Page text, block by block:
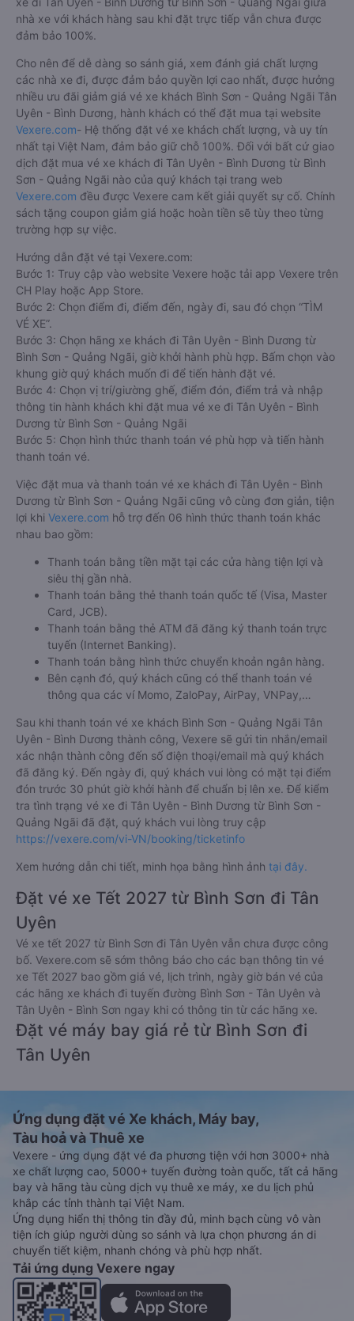
nhà xe với khách hàng sau khi đặt trực tiếp vẫn chưa được
đảm bảo 100%.
Cho nên để dễ dàng so sánh giá, xem đánh giá chất lượng
các nhà xe đi, được đảm bảo quyền lợi cao nhất, được hưởng
nhiều ưu đãi giảm giá vé xe khách Bình Sơn - Quảng Ngãi Tân
Uyên - Bình Dương, hành khách có thể đặt mua tại website
Vexere.com- Hệ thống đặt vé xe khách chất lượng, và uy tín
nhất tại Việt Nam, đảm bảo giữ chỗ 100%. Đối với bất cứ giao
dịch đặt mua vé xe khách đi Tân Uyên - Bình Dương từ Bình
Sơn - Quảng Ngãi nào của quý khách tại trang web
Vexere.com đều được Vexere cam kết giải quyết sự cố. Chính
sách tặng coupon giảm giá hoặc hoàn tiền sẽ tùy theo từng
trường hợp sự việc.
Hướng dẫn đặt vé tại Vexere.com:
Bước 1: Truy cập vào website Vexere hoặc tải app Vexere trên
CH Play hoặc App Store.
Bước 2: Chọn điểm đi, điểm đến, ngày đi, sau đó chọn “TÌM
VÉ XE”.
Bước 3: Chọn hãng xe khách đi Tân Uyên - Bình Dương từ
Bình Sơn - Quảng Ngãi, giờ khởi hành phù hợp. Bấm chọn vào
khung giờ quý khách muốn đi để tiến hành đặt vé.
Bước 4: Chọn vị trí/giường ghế, điểm đón, điểm trả và nhập
thông tin hành khách khi đặt mua vé xe đi Tân Uyên - Bình
Dương từ Bình Sơn - Quảng Ngãi
Bước 5: Chọn hình thức thanh toán vé phù hợp và tiến hành
thanh toán vé.
Việc đặt mua và thanh toán vé xe khách đi Tân Uyên - Bình
Dương từ Bình Sơn - Quảng Ngãi cũng vô cùng đơn giản, tiện
lợi khi Vexere.com hỗ trợ đến 06 hình thức thanh toán khác
nhau bao gồm:
Thanh toán bằng tiền mặt tại các cửa hàng tiện lợi và
siêu thị gần nhà.
Thanh toán bằng thẻ thanh toán quốc tế (Visa, Master
Card, JCB).
Thanh toán bằng thẻ ATM đã đăng ký thanh toán trực
tuyến (Internet Banking).
Thanh toán bằng hình thức chuyển khoản ngân hàng.
Bên cạnh đó, quý khách cũng có thể thanh toán vé
thông qua các ví Momo, ZaloPay, AirPay, VNPay,…
Sau khi thanh toán vé xe khách Bình Sơn - Quảng Ngãi Tân
Uyên - Bình Dương thành công, Vexere sẽ gửi tin nhắn/email
xác nhận thành công đến số điện thoại/email mà quý khách
đã đăng ký. Đến ngày đi, quý khách vui lòng có mặt tại điểm
đón trước 30 phút giờ khởi hành để chuẩn bị lên xe. Để kiểm
tra tình trạng vé xe đi Tân Uyên - Bình Dương từ Bình Sơn -
Quảng Ngãi đã đặt, quý khách vui lòng truy cập
https://vexere.com/vi-VN/booking/ticketinfo
Xem hướng dẫn chi tiết, minh họa bằng hình ảnh tại đây.
Đặt vé xe Tết 2027 từ Bình Sơn đi Tân
Uyên
Vé xe tết 2027 từ Bình Sơn đi Tân Uyên vẫn chưa được công
bố. Vexere.com sẽ sớm thông báo cho các bạn thông tin vé
xe Tết 2027 bao gồm giá vé, lịch trình, ngày giờ bán vé của
các hãng xe khách đi tuyến đường Bình Sơn - Tân Uyên và
Tân Uyên - Bình Sơn ngay khi có thông tin từ các hãng xe.
Đặt vé máy bay giá rẻ từ Bình Sơn đi
Tân Uyên
Ứng dụng đặt vé Xe khách, Máy bay,
Tàu hoả và Thuê xe
Vexere - ứng dụng đặt vé đa phương tiện với hơn 3000+ nhà
xe chất lượng cao, 5000+ tuyến đường toàn quốc, tất cả hãng
bay và hãng tàu cùng dịch vụ thuê xe máy, xe du lịch phủ
khắp các tỉnh thành tại Việt Nam.
Ứng dụng hiển thị thông tin đầy đủ, minh bạch cùng vô vàn
tiện ích giúp người dùng so sánh và lựa chọn phương án di
chuyển tiết kiệm, nhanh chóng và phù hợp nhất.
Tải ứng dụng Vexere ngay